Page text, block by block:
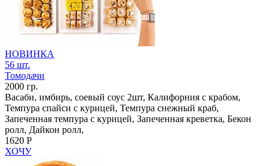
НОВИНКА
56 шт.
Томодачи
2000 гр.
Васаби, имбирь, соевый соус 2шт, Калифорния с крабом,
Темпура спайси с курицей, Темпура снежный краб,
Запеченная темпура с курицей, Запеченная креветка, Бекон
ролл, Дайкон ролл,
1620 Р
ХОЧУ